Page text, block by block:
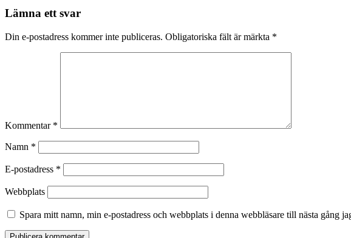
Lämna ett svar
Din e-postadress kommer inte publiceras. Obligatoriska fält är märkta *
Kommentar *
Namn *
E-postadress *
Webbplats
Spara mitt namn, min e-postadress och webbplats i denna webbläsare till nästa gång